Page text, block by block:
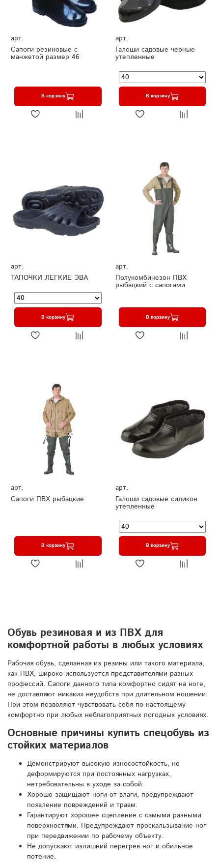
арт.
Сапоги резиновые с
манжетой размер 46
В корзину
арт.
Галоши садовые черные
утепленные
В корзину
арт.
ТАПОЧКИ ЛЕГКИЕ ЭВА
В корзину
арт.
Полукомбинезон ПВХ
рыбацкий с сапогами
В корзину
арт.
Сапоги ПВХ рыбацкие
В корзину
арт.
Галоши садовые силикон
утепленные
В корзину
Обувь резиновая и из ПВХ для
комфортной работы в любых условиях
Рабочая обувь, сделанная из резины или такого материала,
как ПВХ, широко используется представителями разных
профессий. Сапоги данного типа комфортно сидят на ноге,
не доставляют никаких неудобств при длительном ношении.
При этом позволяют чувствовать себя по-настоящему
комфортно при любых неблагоприятных погодных условиях.
Основные причины купить спецобувь из
стойких материалов
Демонстрируют высокую износостойкость, не
деформируются при постоянных нагрузках,
нетребовательны в уходе за собой.
Хорошо защищают ноги от влаги, предупреждают
появление повреждений и травм.
Гарантируют хорошее сцепление с самыми разными
поверхностями. Предупреждают проскальзывание ног
при передвижении по рабочему объекту.
Не допускают излишний перегрев ног и обильное
потение.